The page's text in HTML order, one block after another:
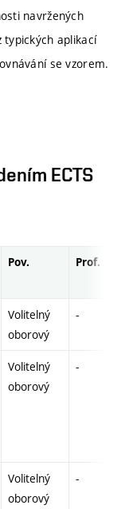
navržených
aplikací
se vzorem.
ECTS
Pov. Prof.
Volitelný
oborový
-
Volitelný
oborový
-
Volitelný
oborový
-